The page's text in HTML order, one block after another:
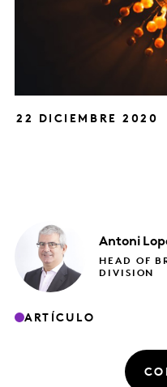
22 DICIEMBRE 2020
Antoni
HEAD OF
DIVISION
ARTÍCULO